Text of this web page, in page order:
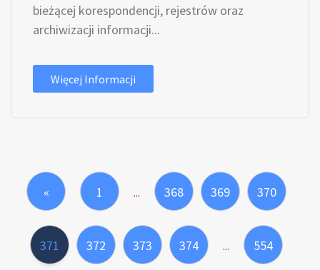
bieżącej korespondencji, rejestrów oraz
archiwizacji informacji...
Więcej Informacji
« 1 ... 368 369 370
371 372 373 374 ... 554